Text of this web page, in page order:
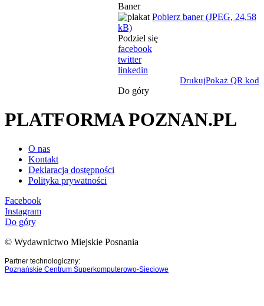
Baner
Pobierz baner (JPEG, 24,58
kB)
Podziel się
facebook
twitter
linkedin
DrukujPokaż QR kod
Do góry
PLATFORMA POZNAN.PL
O nas
Kontakt
Deklaracja dostępności
Polityka prywatności
Facebook
Instagram
Do góry
© Wydawnictwo Miejskie Posnania
Partner technologiczny:
Poznańskie Centrum Superkomputerowo-Sieciowe